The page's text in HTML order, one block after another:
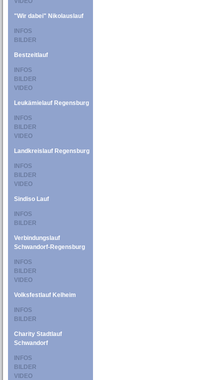
"Wir dabei" Nikolauslauf
INFOS
BILDER
Bestzeitlauf
INFOS
BILDER
VIDEO
Leukämielauf Regensburg
INFOS
BILDER
VIDEO
Landkreislauf Regensburg
INFOS
BILDER
VIDEO
Sindiso Lauf
INFOS
BILDER
Verbindungslauf
Schwandorf-Regensburg
INFOS
BILDER
VIDEO
Volksfestlauf Kelheim
INFOS
BILDER
Charity Stadtlauf
Schwandorf
INFOS
BILDER
VIDEO